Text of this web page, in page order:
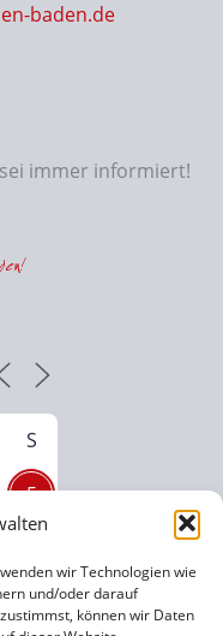
wir Technologien wie
und/oder darauf
können wir Daten
baden.de
immer informiert!
S
5
19